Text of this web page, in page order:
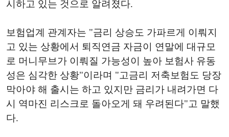
시하고 있는 것으로 알려졌다.
보험업계 관계자는 "금리 상승도 가파르게 이뤄지
고 있는 상황에서 퇴직연금 자금이 연말에 대규모
로 머니무브가 이뤄질 가능성이 높아 보험사 유동
성은 심각한 상황"이라며 "고금리 저축보험도 당장
막아야 해 출시는 하고 있지만 금리가 내려가면 다
시 역마진 리스크로 돌아오게 돼 우려된다"고 말했
다.